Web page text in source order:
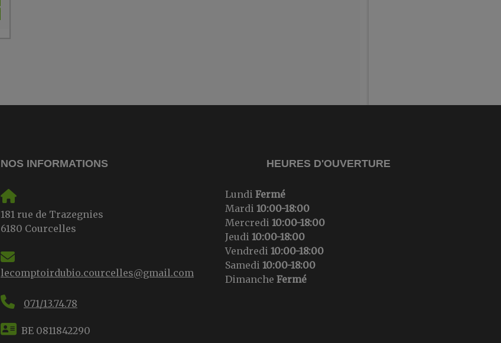
NOS INFORMATIONS
181 rue de Trazegnies
6180 Courcelles
lecomptoirdubio.courcelles@gmail.com
071/13.74.78
BE 0811842290
HEURES D'OUVERTURE
Lundi Fermé
Mardi 10:00-18:00
Mercredi 10:00-18:00
Jeudi 10:00-18:00
Vendredi 10:00-18:00
Samedi 10:00-18:00
Dimanche Fermé